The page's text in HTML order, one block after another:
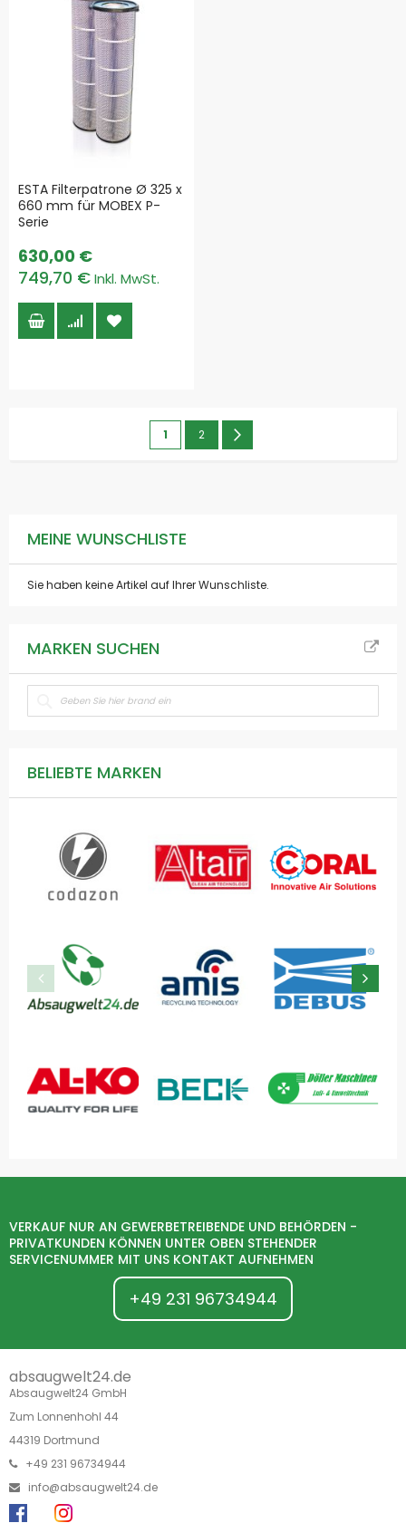
ESTA Filterpatrone Ø 325 x
660 mm für MOBEX P-
Serie
749,70 €
630,00 €
Seite
Sie
Seite
1 Seite
2
MEINE WUNSCHLISTE
Sie haben keine Artikel auf Ihrer Wunschliste.
MARKEN SUCHEN
BELIEBTE MARKEN
VERKAUF NUR AN GEWERBETREIBENDE UND BEHÖRDEN -
PRIVATKUNDEN KÖNNEN UNTER OBEN STEHENDER
SERVICENUMMER MIT UNS KONTAKT AUFNEHMEN
+49 231 96734944
absaugwelt24.de
Absaugwelt24 GmbH
Zum Lonnenhohl 44
44319 Dortmund
+49 231 96734944
info@absaugwelt24.de